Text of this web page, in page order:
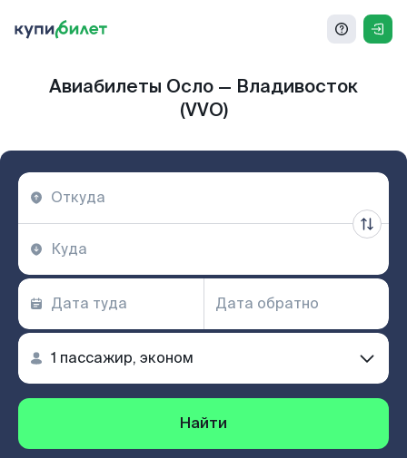
Авиабилеты Осло — Владивосток
(VVO)
Найти